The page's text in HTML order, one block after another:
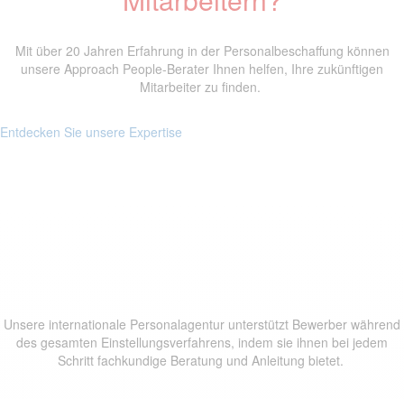
Mit über 20 Jahren Erfahrung in der Personalbeschaffung können
unsere Approach People-Berater Ihnen helfen, Ihre zukünftigen
Mitarbeiter zu finden.
Entdecken Sie unsere Expertise
Unsere internationale Personalagentur unterstützt Bewerber während
des gesamten Einstellungsverfahrens, indem sie ihnen bei jedem
Schritt fachkundige Beratung und Anleitung bietet.